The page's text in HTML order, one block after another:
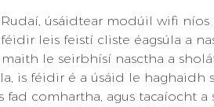
úsáidtear modúil wifi
leis feistí cliste éagsúla a
le seirbhísí nasctha a
is féidir é a úsáid le haghaidh
comhartha, agus tacaíocht